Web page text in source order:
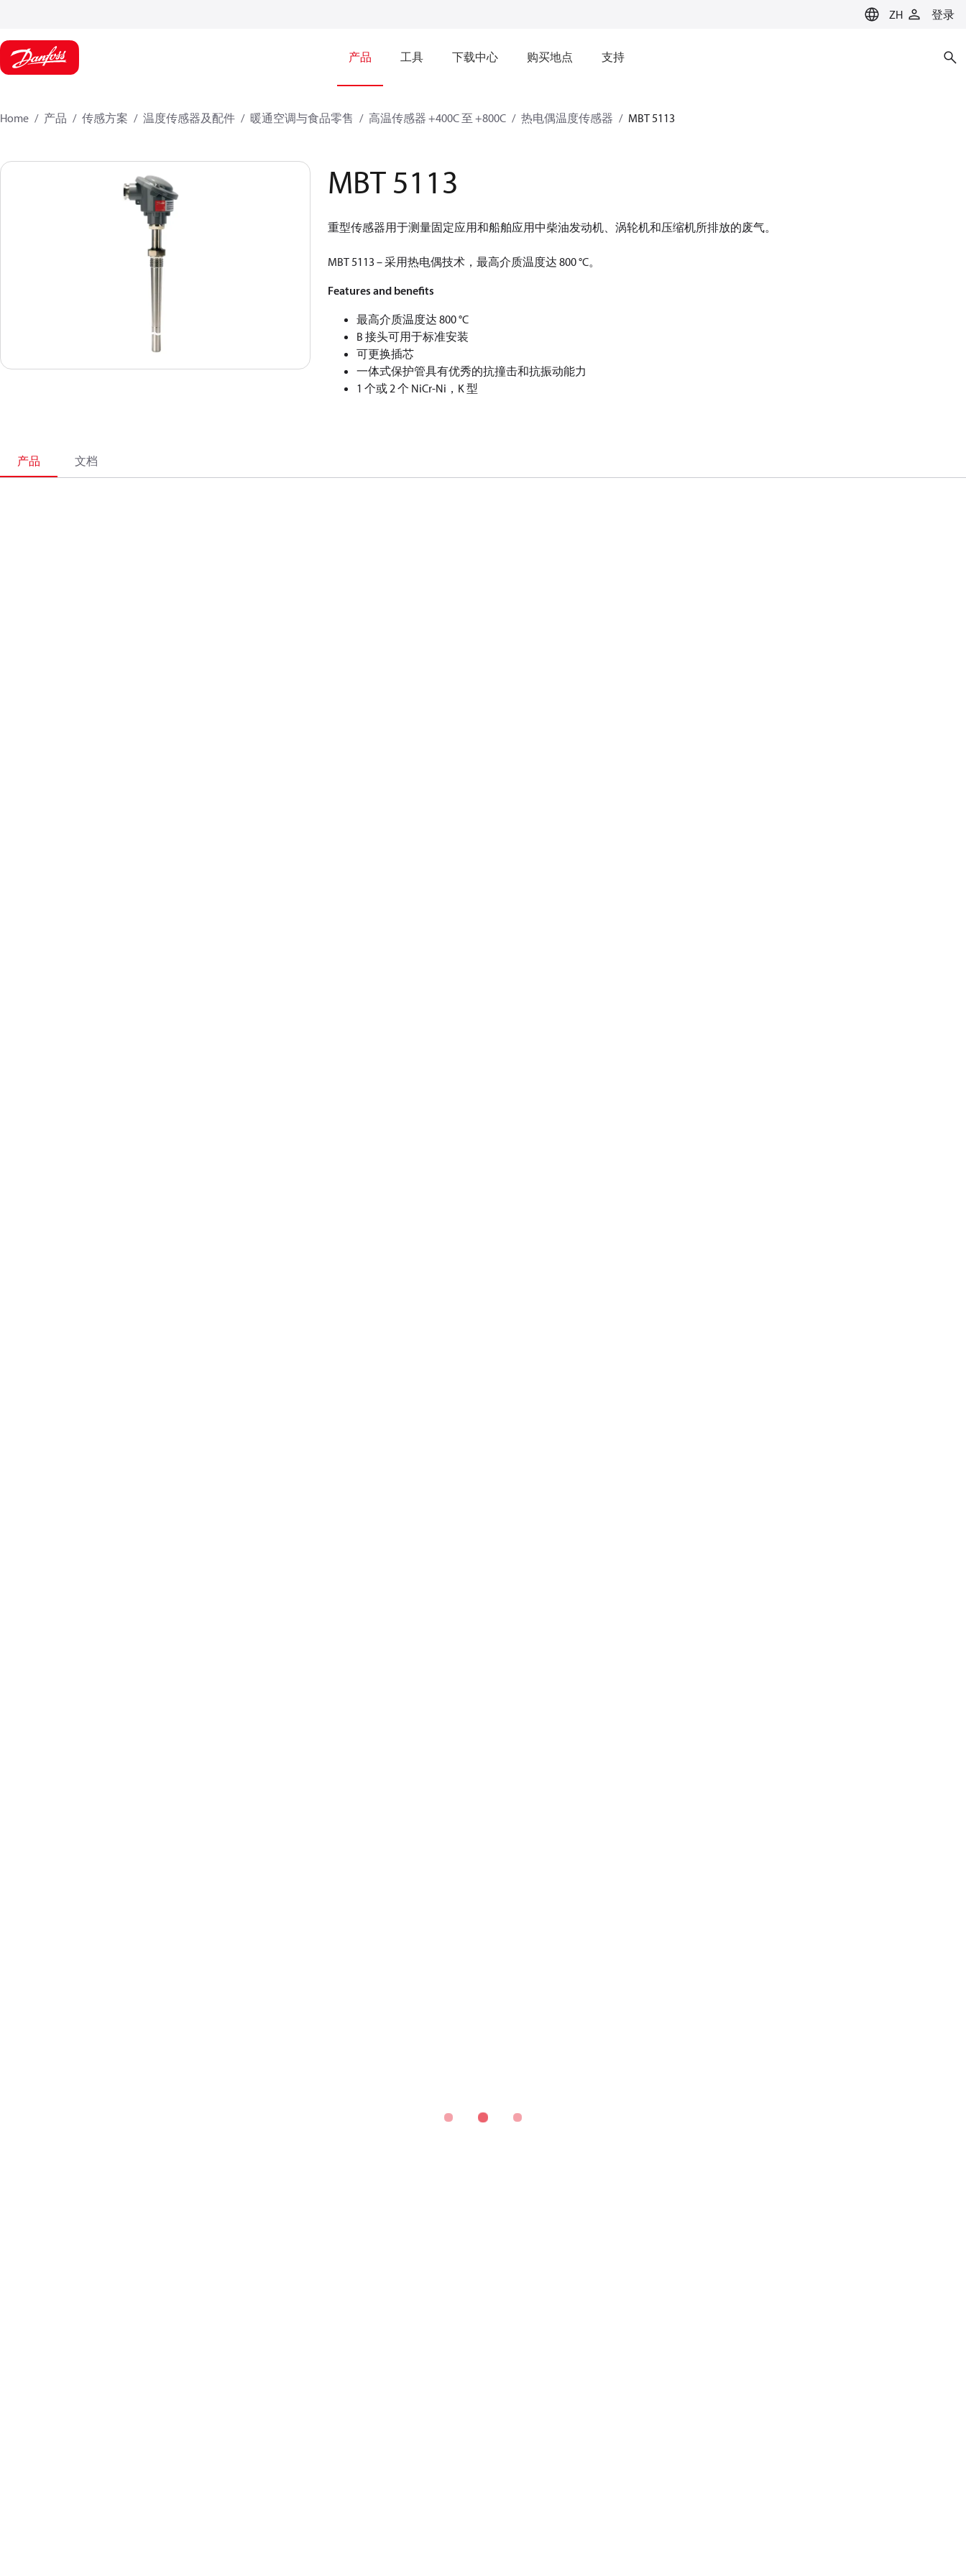
ZH 登录
产品 工具 下载中心 购买地点 支持
Home 产品 传感方案 温度传感器及配件 暖通空调与食品零售 高温传感器 +400C 至 +800C 热电偶温度传感器 MBT 5113
MBT 5113
重型传感器用于测量固定应用和船舶应用中柴油发动机、涡轮机和压缩机所排放的废气。
MBT 5113 – 采用热电偶技术，最高介质温度达 800 °C。
Features and benefits
最高介质温度达 800 °C
B 接头可用于标准安装
可更换插芯
一体式保护管具有优秀的抗撞击和抗振动能力
1 个或 2 个 NiCr-Ni，K 型
产品 文档